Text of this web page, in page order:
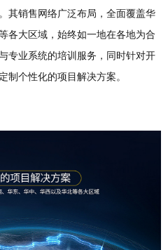
其销售网络广泛布局，全面覆盖华
各大区域，始终如一地在各地为合
专业系统的培训服务，同时针对开
制个性化的项目解决方案。